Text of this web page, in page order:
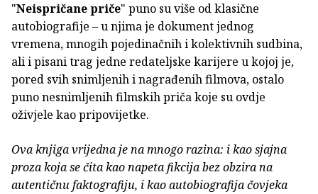
"Neispričane priče" puno su više od klasične
autobiografije – u njima je dokument jednog
vremena, mnogih pojedinačnih i kolektivnih sudbina,
ali i pisani trag jedne redateljske karijere u kojoj je,
pored svih snimljenih i nagrađenih filmova, ostalo
puno nesnimljenih filmskih priča koje su ovdje
oživjele kao pripovijetke.
Ova knjiga vrijedna je na mnogo razina: i kao sjajna
proza koja se čita kao napeta fikcija bez obzira na
autentičnu faktografiju, i kao autobiografija čovjeka